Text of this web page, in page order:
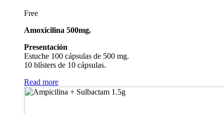
Free
Amoxicilina 500mg.
Presentación
Estuche 100 cápsulas de 500 mg.
10 blísters de 10 cápsulas.
Read more